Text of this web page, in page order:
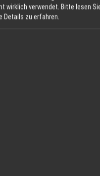
wirklich verwendet. Bitte lesen
Details zu erfahren.